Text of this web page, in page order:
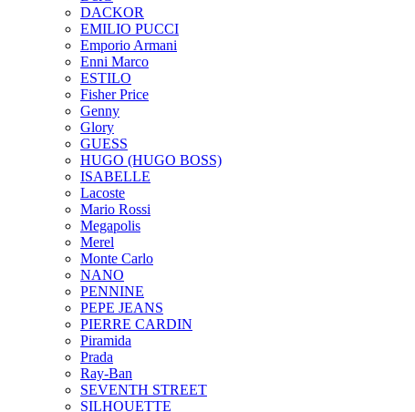
DACKOR
EMILIO PUCCI
Emporio Armani
Enni Marco
ESTILO
Fisher Price
Genny
Glory
GUESS
HUGO (HUGO BOSS)
ISABELLE
Lacoste
Mario Rossi
Megapolis
Merel
Monte Carlo
NANO
PENNINE
PEPE JEANS
PIERRE CARDIN
Piramida
Prada
Ray-Ban
SEVENTH STREET
SILHOUETTE